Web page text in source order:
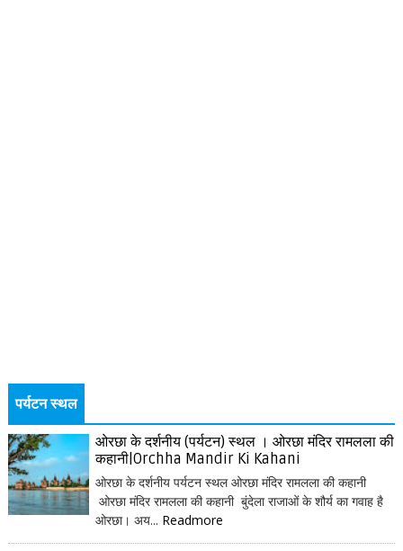
पर्यटन स्थल
ओरछा के दर्शनीय (पर्यटन) स्थल । ओरछा मंदिर रामलला की
कहानी|Orchha Mandir Ki Kahani
ओरछा के दर्शनीय पर्यटन स्थल ओरछा मंदिर रामलला की कहानी
ओरछा मंदिर रामलला की कहानी बुंदेला राजाओं के शौर्य का गवाह है
ओरछा। अय... Readmore